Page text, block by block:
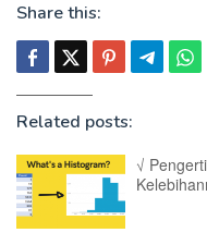
Share this:
Related posts:
√